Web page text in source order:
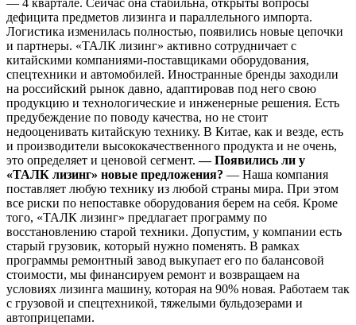
дефицита предметов лизинга и параллельного импорта.
Логистика изменилась полностью, появились новые цепочки
и партнеры. «ТАЛК лизинг» активно сотрудничает с
китайскими компаниями-поставщиками оборудования,
спецтехники и автомобилей. Иностранные бренды заходили
на российский рынок давно, адаптировав под него свою
продукцию и технологические и инженерные решения. Есть
предубеждение по поводу качества, но не стоит
недооценивать китайскую технику. В Китае, как и везде, есть
и производители высококачественного продукта и не очень,
это определяет и ценовой сегмент.— Появились ли у
«ТАЛК лизинг» новые предложения? — Наша компания
поставляет любую технику из любой страны мира. При этом
все риски по непоставке оборудования берем на себя. Кроме
того, «ТАЛК лизинг» предлагает программу по
восстановлению старой техники. Допустим, у компании есть
старый грузовик, который нужно поменять. В рамках
программы ремонтный завод выкупает его по балансовой
стоимости, мы финансируем ремонт и возвращаем на
условиях лизинга машину, которая на 90% новая. Работаем так
с грузовой и спецтехникой, тяжелыми бульдозерами и
автоприцепами.